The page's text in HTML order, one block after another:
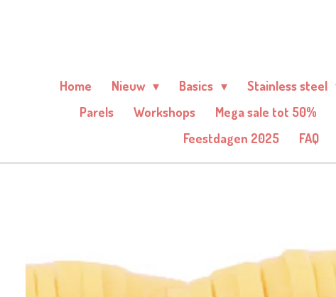
hoofdinhoud
Home Nieuw Basics Stainless steel
Parels
Workshops Mega sale tot 50%
Feestdagen 2025
FAQ